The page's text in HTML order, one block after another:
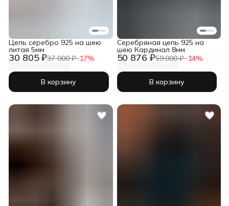
30 805 ₽37 000 ₽−17%
Цепь серебро 925 на шею
литая 5мм
В корзину
50 876 ₽59 000 ₽−14%
Серебряная цепь 925 на
шею Кардинал 8мм
В корзину